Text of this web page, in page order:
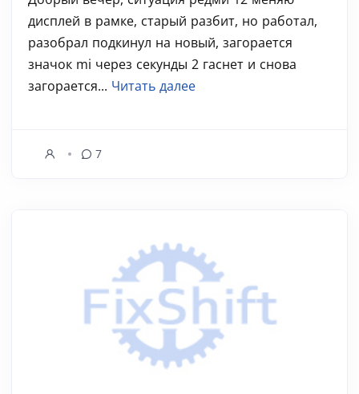
дисплей в рамке, старый разбит, но работал,
разобрал подкинул на новый, загорается
значок mi через секунды 2 гаснет и снова
загорается... Читать далее
7